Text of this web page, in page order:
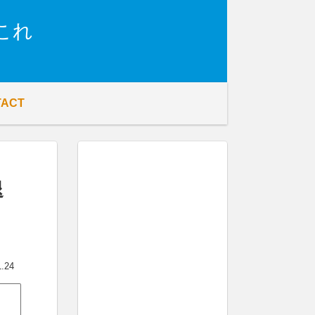
れ